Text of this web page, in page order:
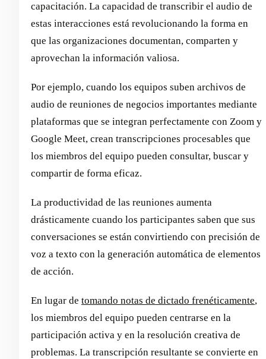
capacitación. La capacidad de transcribir el audio de
estas interacciones está revolucionando la forma en
que las organizaciones documentan, comparten y
aprovechan la información valiosa.
Por ejemplo, cuando los equipos suben archivos de
audio de reuniones de negocios importantes mediante
plataformas que se integran perfectamente con Zoom y
Google Meet, crean transcripciones procesables que
los miembros del equipo pueden consultar, buscar y
compartir de forma eficaz.
La productividad de las reuniones aumenta
drásticamente cuando los participantes saben que sus
conversaciones se están convirtiendo con precisión de
voz a texto con la generación automática de elementos
de acción.
En lugar de tomando notas de dictado frenéticamente,
los miembros del equipo pueden centrarse en la
participación activa y en la resolución creativa de
problemas. La transcripción resultante se convierte en